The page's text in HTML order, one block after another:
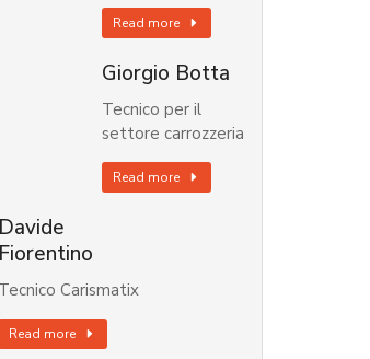
Read more
Giorgio Botta
Tecnico per il
settore carrozzeria
Read more
Davide
Fiorentino
Tecnico Carismatix
Read more